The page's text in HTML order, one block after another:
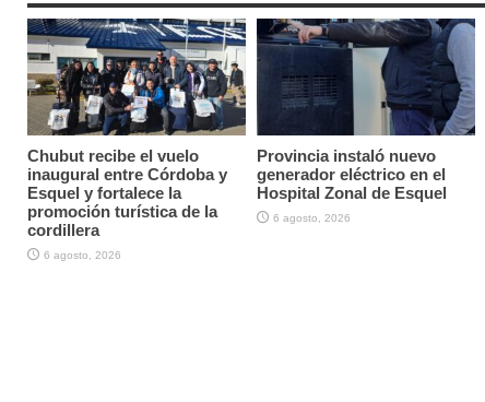
Chubut recibe el vuelo
inaugural entre Córdoba y
Esquel y fortalece la
promoción turística de la
cordillera
6 agosto, 2026
Provincia instaló nuevo
generador eléctrico en el
Hospital Zonal de Esquel
6 agosto, 2026